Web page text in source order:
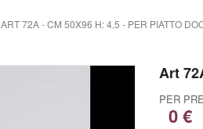
ART 72A - CM 50X96 H: 4,5 - PER PIATTO
Art
PER
0 €